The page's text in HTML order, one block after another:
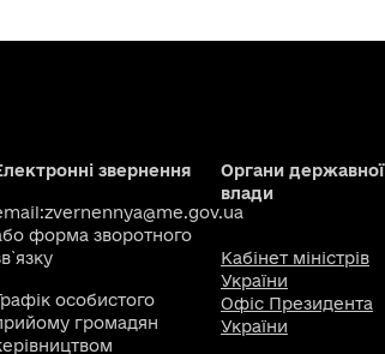
звернення
zvernennya@me.gov.ua
форма зворотного
особистого
громадян
Органи державної
влади
Кабінет міністрів
України
Офіс Президента
України